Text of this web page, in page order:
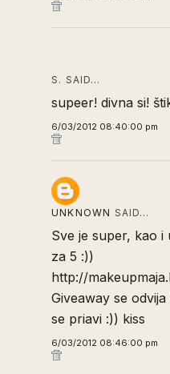
S. SAID…
supeer! divna si!
6/03/2012 08:40:00 pm
UNKNOWN SAID…
Sve je super, kao i
za 5 :))
http://
Giveaway se
se priavi :)) kiss
6/03/2012 08:46:00 pm